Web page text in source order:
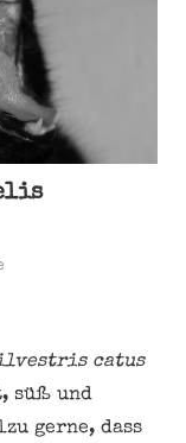
catus
süß und
gerne, dass